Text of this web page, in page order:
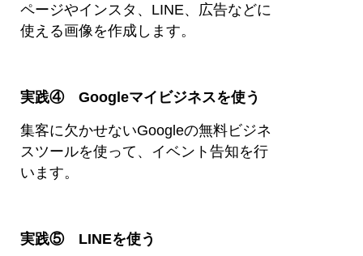
ページやインスタ、LINE、広告などに
使える画像を作成します。
実践④ Googleマイビジネスを使う
集客に欠かせないGoogleの無料ビジネ
スツールを使って、イベント告知を行
います。
実践⑤ LINEを使う